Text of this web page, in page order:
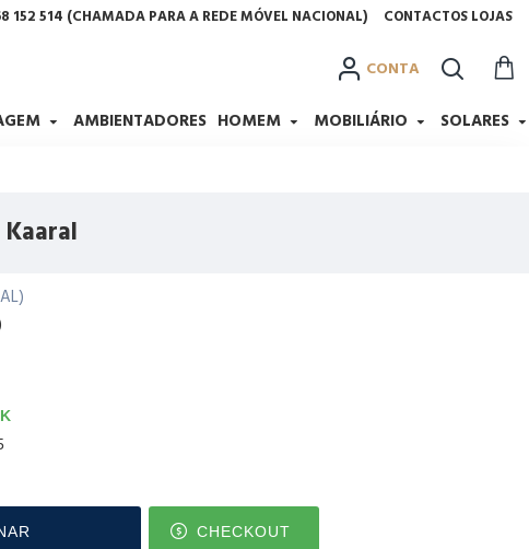
152 514 (CHAMADA PARA A REDE MÓVEL NACIONAL) CONTACTOS LOJAS
AMBIENTADORES HOMEM MOBILIÁRIO SOLARES
CONTA
CHECKOUT